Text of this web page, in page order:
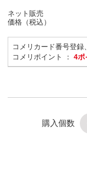
ネット販売
価格（税込）
コメリカード番号登
コメリポイント ： 4ポ
購入個数